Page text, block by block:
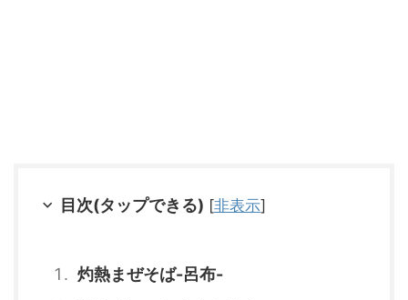
目次(タップできる) [非表示]
灼熱まぜそば-呂布-